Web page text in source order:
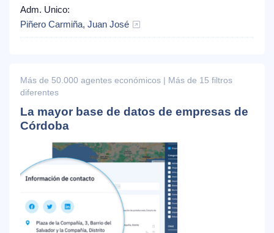
Adm. Unico:
Piñero Carmiña, Juan José
Más de 50.000 agentes económicos | Más de 15 filtros
diferentes
La mayor base de datos de empresas de
Córdoba